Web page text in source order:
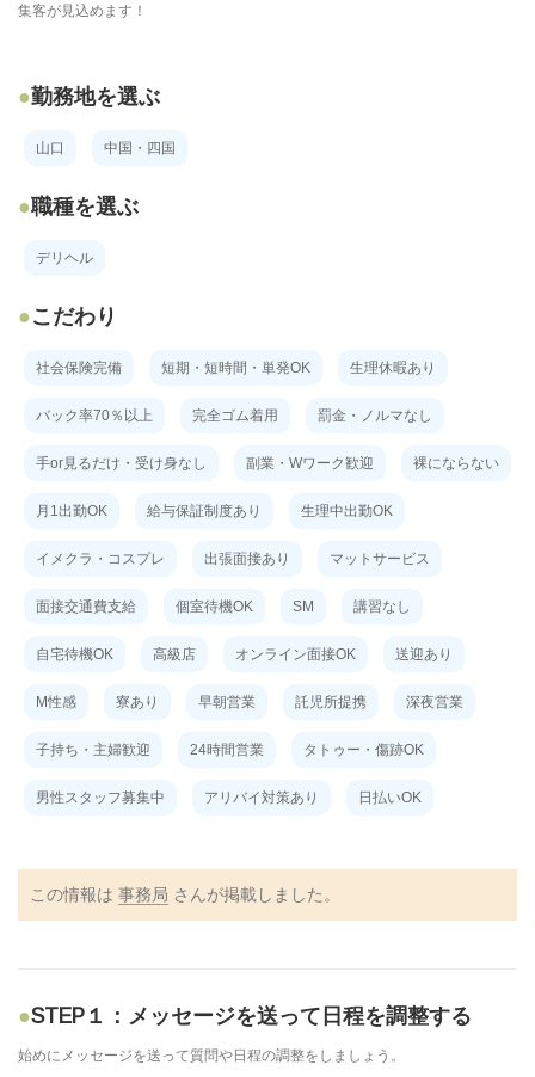
集客が見込めます！
勤務地を選ぶ
山口 中国・四国
職種を選ぶ
デリヘル
こだわり
社会保険完備 短期・短時間・単発OK 生理休暇あり
バック率70％以上 完全ゴム着用 罰金・ノルマなし
手or見るだけ・受け身なし 副業・Wワーク歓迎 裸にならない
月1出勤OK 給与保証制度あり 生理中出勤OK
イメクラ・コスプレ 出張面接あり マットサービス
面接交通費支給 個室待機OK SM 講習なし
自宅待機OK 高級店 オンライン面接OK 送迎あり
M性感 寮あり 早朝営業 託児所提携 深夜営業
子持ち・主婦歓迎 24時間営業 タトゥー・傷跡OK
男性スタッフ募集中 アリバイ対策あり 日払いOK
この情報は 事務局 さんが掲載しました。
STEP１：メッセージを送って日程を調整する
始めにメッセージを送って質問や日程の調整をしましょう。